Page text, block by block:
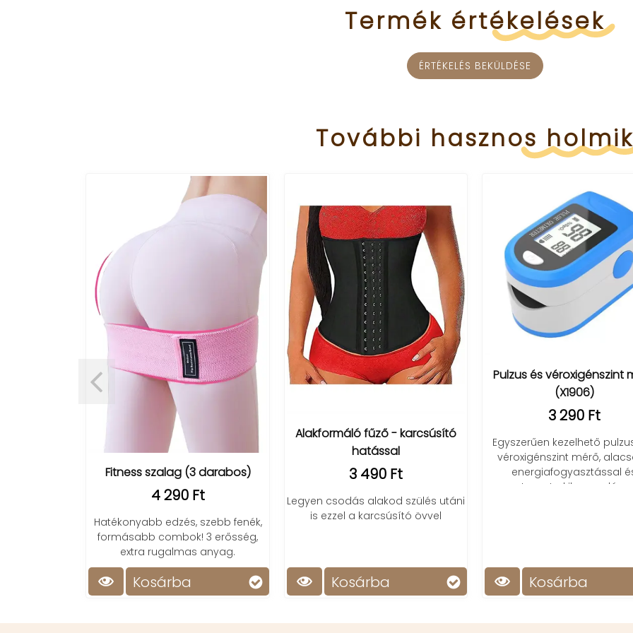
Termék értékelések
ÉRTÉKELÉS BEKÜLDÉSE
További hasznos holmik
Fitness szalag (3 darabos)
4 290 Ft
Hatékonyabb edzés, szebb fenék,
formásabb combok! 3 erősség,
extra rugalmas anyag.
Kosárba
Alakformáló fűző - karcsúsító
hatással
3 490 Ft
Legyen csodás alakod szülés utáni
is ezzel a karcsúsító övvel
Kosárba
Pulzus és véroxigénszint
(X1906)
3 290 Ft
Egyszerűen kezelhető
véroxigénszint mérő,
energiafogyasztással
automata
Kosárba